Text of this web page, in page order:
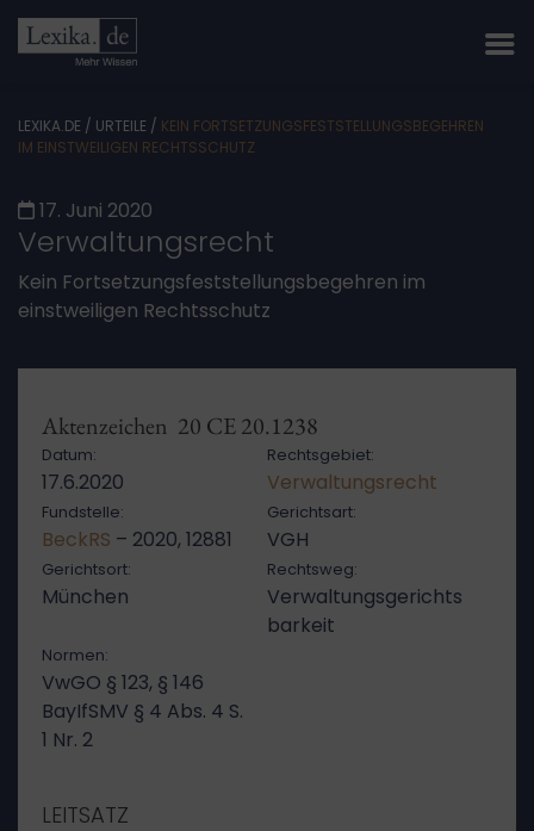
LEXIKA.DE / URTEILE / KEIN FORTSETZUNGSFESTSTELLUNGSBEGEHREN
IM EINSTWEILIGEN RECHTSSCHUTZ
17. Juni 2020
Verwaltungsrecht
Kein Fortsetzungsfeststellungsbegehren im
einstweiligen Rechtsschutz
Aktenzeichen 20 CE 20.1238
Datum:
17.6.2020
Rechtsgebiet:
Verwaltungsrecht
Fundstelle:
BeckRS – 2020, 12881
Gerichtsart:
VGH
Gerichtsort:
München
Rechtsweg:
Verwaltungsgerichts
barkeit
Normen:
VwGO § 123, § 146
BayIfSMV § 4 Abs. 4 S.
1 Nr. 2
LEITSATZ